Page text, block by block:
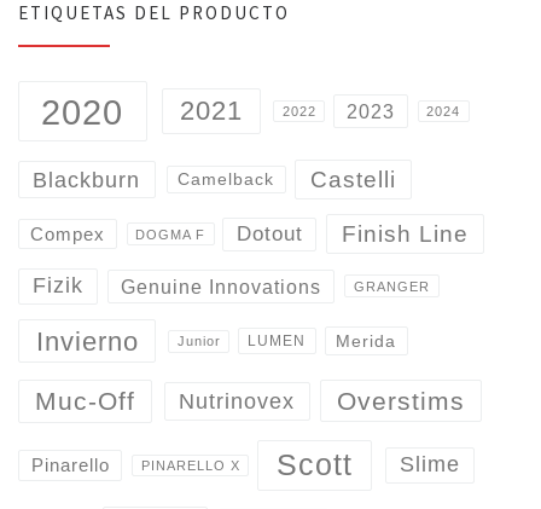
ETIQUETAS DEL PRODUCTO
2020 2021 2022 2023 2024
Blackburn Camelback Castelli
Compex DOGMA F Dotout Finish Line
Fizik Genuine Innovations GRANGER
Invierno Junior LUMEN Merida
Muc-Off Nutrinovex Overstims
Pinarello PINARELLO X Scott Slime